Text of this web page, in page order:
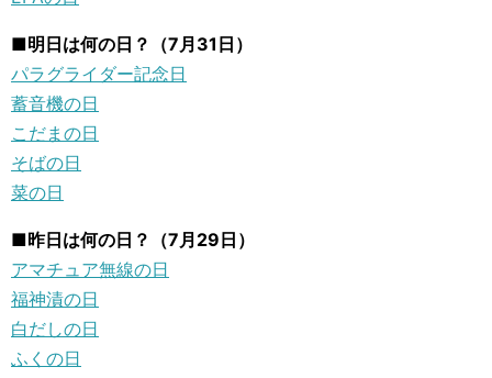
■明日は何の日？（7月31日）
パラグライダー記念日
蓄音機の日
こだまの日
そばの日
菜の日
■昨日は何の日？（7月29日）
アマチュア無線の日
福神漬の日
白だしの日
ふくの日